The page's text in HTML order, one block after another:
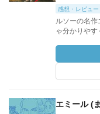
感想・レビュー
ルソーの名
ゃ分かりやす
エミール (